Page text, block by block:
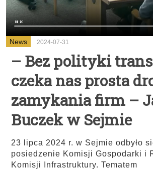
News 2024-07-31
– Bez polityki
czeka nas prosta
zamykania firm –
Buczek w Sejmie
23 lipca 2024 r. w Sejmie odbyło
posiedzenie Komisji Gospodarki i
Komisji Infrastruktury. Tematem